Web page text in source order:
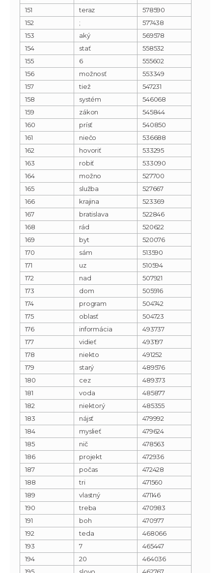
151
teraz
578590
152
;
577438
153
aký
569578
154
stať
558532
155
6
555602
156
možnosť
553349
157
tiež
547231
158
systém
546068
159
zákon
545844
160
prísť
540850
161
niečo
536688
162
hovoriť
533295
163
robiť
533090
164
možno
527700
165
služba
527667
166
krajina
523369
167
bratislava
522846
168
rád
520622
169
byt
520076
170
sám
513590
171
uz
510594
172
nad
507921
173
dom
505916
174
program
504742
175
oblasť
504723
176
informácia
493737
177
vidieť
493197
178
niekto
491252
179
starý
489576
180
cez
489373
181
voda
485877
182
niektorý
485355
183
nájsť
479992
184
myslieť
479624
185
nič
478563
186
projekt
472936
187
počas
472428
188
tri
471560
189
vlastný
471146
190
treba
470983
191
boh
470977
192
teda
468066
193
7
465447
194
20
464036
195
slovo 462767